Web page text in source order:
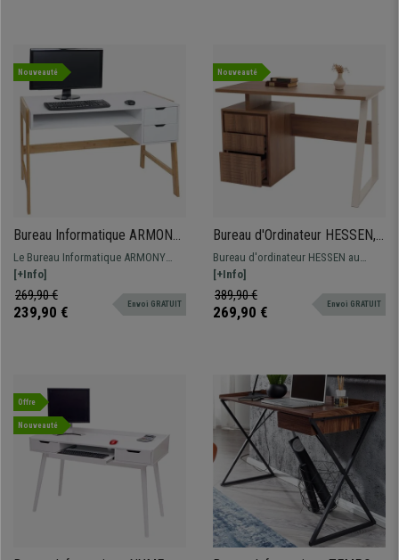
Nouveauté
Bureau Informatique ARMONY,
115x58x76 cm, Design
Moderne, En Bois, couleur
Blanc
Le Bureau Informatique ARMONY
présente un Design moderne, simple
et fonctionnel. Structure en bois
robuste.
[+Info]
269,90 €
239,90 € Envoi GRATUIT
Nouveauté
Bureau d'Ordinateur HESSEN,
Design Moderne, Dimensions
118 x 58 x 77 cm, En Bois
Couleur Noyer
Bureau d'ordinateur HESSEN au
esign élégant avec tiroirs pour plus
d'espace de rangement.
[+Info]
389,90 €
269,90 € Envoi GRATUIT
Offre
Nouveauté